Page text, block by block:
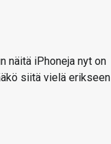
näitä iPhoneja nyt on
siitä vielä erikseen